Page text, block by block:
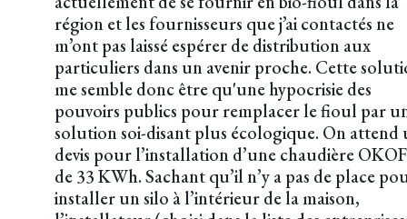
région et les fournisseurs que j’ai contactés ne
m’ont pas laissé espérer de distribution aux
particuliers dans un avenir proche. Cette
me semble donc être qu'une hypocrisie des
pouvoirs publics pour remplacer le fioul par
solution soi-disant plus écologique. On attend
devis pour l’installation d’une chaudière
de 33 KWh. Sachant qu’il n’y a pas de place
installer un silo à l’intérieur de la maison,